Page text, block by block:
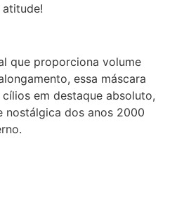
que proporciona volume
essa máscara
em destaque absoluto,
nostálgica dos anos 2000